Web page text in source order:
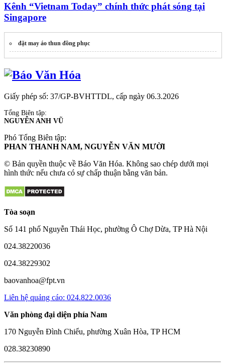
Kênh “Vietnam Today” chính thức phát sóng tại
Singapore
đặt may áo thun đồng phục
Giấy phép số: 37/GP-BVHTTDL, cấp ngày 06.3.2026
Tổng Biên tập:
NGUYỄN ANH VŨ
Phó Tổng Biên tập:
PHAN THANH NAM, NGUYỄN VĂN MƯỜI
© Bản quyền thuộc về Báo Văn Hóa. Không sao chép dưới mọi
hình thức nếu chưa có sự chấp thuận bằng văn bản.
Tòa soạn
Số 141 phố Nguyễn Thái Học, phường Ô Chợ Dừa, TP Hà Nội
024.38220036
024.38229302
baovanhoa@fpt.vn
Liên hệ quảng cáo: 024.822.0036
Văn phòng đại diện phía Nam
170 Nguyễn Đình Chiểu, phường Xuân Hòa, TP HCM
028.38230890